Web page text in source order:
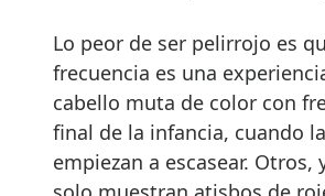
Lo peor de ser pelirrojo es
frecuencia es una
cabello muta de color con
final de la infancia, cuando
empiezan a escasear. Otros,